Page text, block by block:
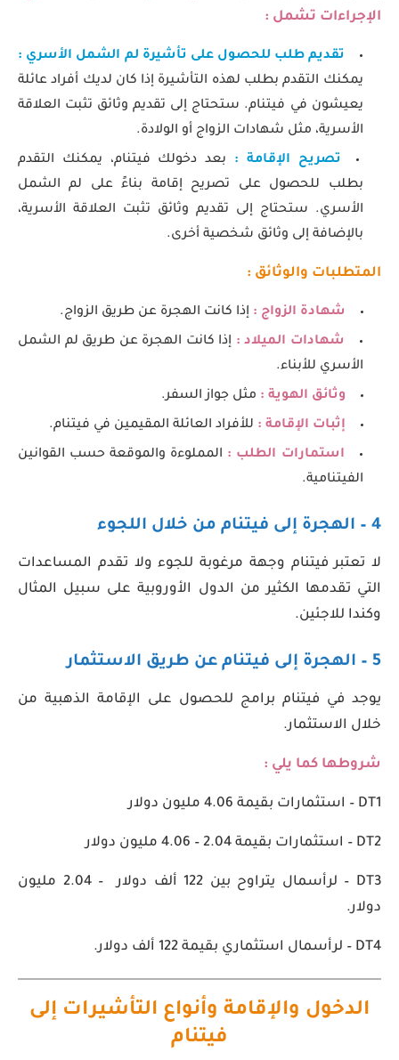
الإجراءات تشمل :
تقديم طلب للحصول على تأشيرة لم الشمل الأسري :
يمكنك التقدم بطلب لهذه التأشيرة إذا كان لديك أفراد عائلة
يعيشون في فيتنام. ستحتاج إلى تقديم وثائق تثبت العلاقة
الأسرية، مثل شهادات الزواج أو الولادة.
تصريح الإقامة : بعد دخولك فيتنام، يمكنك التقدم
بطلب للحصول على تصريح إقامة بناءً على لم الشمل
الأسري. ستحتاج إلى تقديم وثائق تثبت العلاقة الأسرية،
بالإضافة إلى وثائق شخصية أخرى.
المتطلبات والوثائق :
شهادة الزواج : إذا كانت الهجرة عن طريق الزواج.
شهادات الميلاد : إذا كانت الهجرة عن طريق لم الشمل
الأسري للأبناء.
وثائق الهوية : مثل جواز السفر.
إثبات الإقامة : للأفراد العائلة المقيمين في فيتنام.
استمارات الطلب : المملوءة والموقعة حسب القوانين
الفيتنامية.
4 – الهجرة إلى فيتنام من خلال اللجوء
لا تعتبر فيتنام وجهة مرغوبة للجوء ولا تقدم المساعدات
التي تقدمها الكثير من الدول الأوروبية على سبيل المثال
وكندا للاجئين.
5 – الهجرة إلى فيتنام عن طريق الاستثمار
يوجد في فيتنام برامج للحصول على الإقامة الذهبية من
خلال الاستثمار.
شروطها كما يلي :
DT1 – استثمارات بقيمة 4.06 مليون دولار
DT2 – استثمارات بقيمة 2.04 – 4.06 مليون دولار
DT3 – لرأسمال يتراوح بين 122 ألف دولار – 2.04 مليون
دولار.
DT4 – لرأسمال استثماري بقيمة 122 ألف دولار.
الدخول والإقامة وأنواع التأشيرات إلى
فيتنام